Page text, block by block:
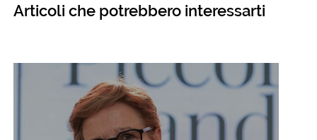
Articoli che potrebbero interessarti